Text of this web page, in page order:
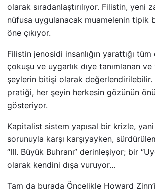
olarak sıradanlaştırılıyor. Filistin, yeni
nüfusa uygulanacak muamelenin tipik
öne çıkıyor.
Filistin jenosidi insanlığın yarattığı
çöküşü ve uygarlık diye tanımlanan
şeylerin bitişi olarak değerlendirilebilir.
pratiği, her şeyin herkesin gözünün
gösteriyor.
Kapitalist sistem yapısal bir krizle, yani
sorunuyla karşı karşıyayken,
“III. Büyük Buhranı” derinleşiyor; bir
olarak kendini dışa vuruyor…
Tam da burada Öncelikle Howard